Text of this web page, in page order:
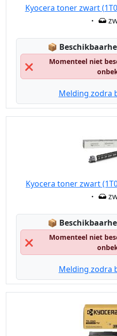
Kyocera toner zwart
📦 Lagerstatus:
❌
Momenteel niet
Melding zodra
Kyocera toner zwart
📦 Lagerstatus:
❌
Momenteel niet
Melding zodra